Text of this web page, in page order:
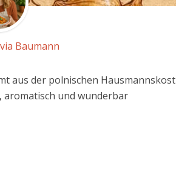
Baumann
aus der polnischen Hausmannskost
aromatisch und wunderbar